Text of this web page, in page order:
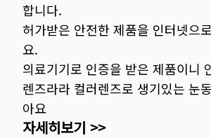
합니다.
허가받은 안전한 제품을 인터넷으
요.
의료기기로 인증을 받은 제품이니
렌즈라라 컬러렌즈로 생기있는 눈
아요
자세히보기 >>